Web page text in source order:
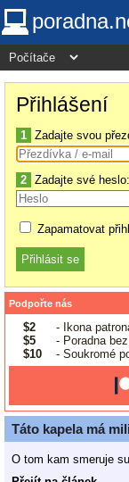
Přihlášení
1 Zadajte svou
2 Zadajte své heslo:
Zapamatovat
Podpořte nás
$2
- Ikona
$5
- Poradna
$10
- Soukromé
Táto kapela má
O tom kam smeruje